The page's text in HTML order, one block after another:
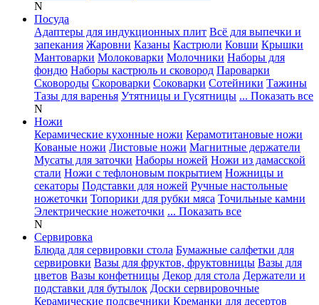
N
Посуда
Адаптеры для индукционных плит Всё для выпечки и
запекания Жаровни Казаны Кастрюли Ковши Крышки
Мантоварки Молоковарки Молочники Наборы для
фондю Наборы кастрюль и сковород Пароварки
Сковороды Скороварки Соковарки Сотейники Тажины
Тазы для варенья Утятницы и Гусятницы ... Показать все
N
Ножи
Керамические кухонные ножи Керамотитановые ножи
Кованые ножи Листовые ножи Магнитные держатели
Мусаты для заточки Наборы ножей Ножи из дамасской
стали Ножи с тефлоновым покрытием Ножницы и
секаторы Подставки для ножей Ручные настольные
ножеточки Топорики для рубки мяса Точильные камни
Электрические ножеточки ... Показать все
N
Сервировка
Блюда для сервировки стола Бумажные салфетки для
сервировки Вазы для фруктов, фруктовницы Вазы для
цветов Вазы конфетницы Декор для стола Держатели и
подставки для бутылок Доски сервировочные
Керамические подсвечники Креманки для десертов